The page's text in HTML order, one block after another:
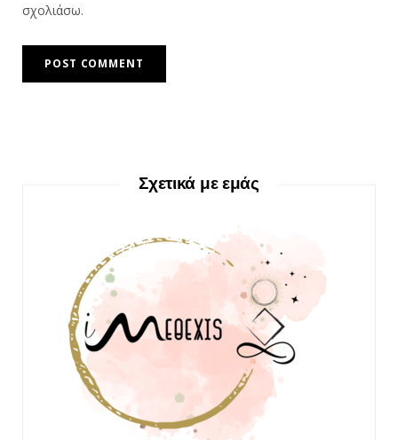
σχολιάσω.
Σχετικά με εμάς